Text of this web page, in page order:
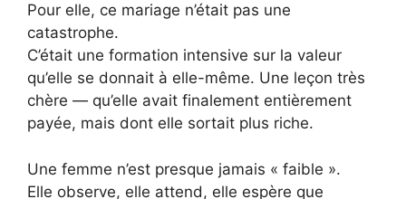
Pour elle, ce mariage n’était pas une
catastrophe.
C’était une formation intensive sur la valeur
qu’elle se donnait à elle-même. Une leçon très
chère — qu’elle avait finalement entièrement
payée, mais dont elle sortait plus riche.
Une femme n’est presque jamais « faible ».
Elle observe, elle attend, elle espère que